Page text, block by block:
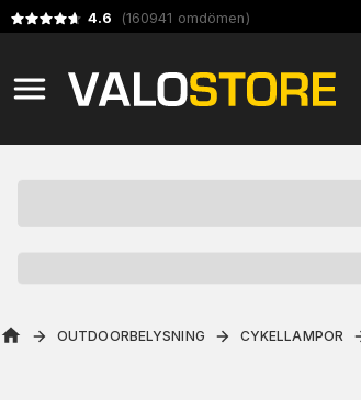
4.6 (160941 omdömen)
OUTDOORBELYSNING CYKELLAMPOR